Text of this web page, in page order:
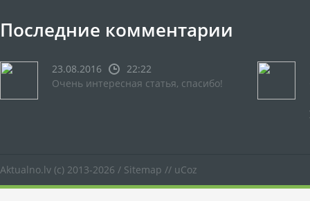
Последние комментарии
23.08.2016
22:22
Очень интересная статья, спасибо!
Aktualno.lv (c) 2013-2026 / Sitemap // uCoz